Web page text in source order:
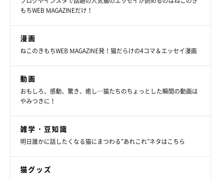
までうとうとしてきちゃう(*´Д｀)♡
もちWEB MAGAZINEだけ！
漫画
ねこのきもちWEB MAGAZINE発！猫だらけの4コマ＆エッセイ漫画
動画
おもしろ、感動、驚き、癒し…猫たちのちょっとした瞬間の動画は
やみつきに！
雑学・豆知識
明日誰かに話したくなる猫にまつわる”あれこれ”ネタはこちら
猫グッズ